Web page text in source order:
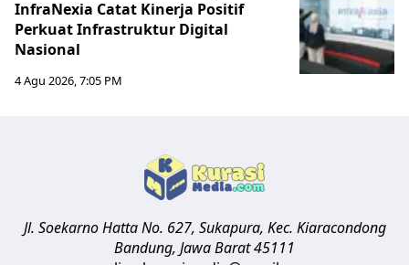
InfraNexia Catat Kinerja Positif
Perkuat Infrastruktur Digital
Nasional
4 Agu 2026, 7:05 PM
Jl. Soekarno Hatta No. 627, Sukapura, Kec. Kiaracondong
Bandung, Jawa Barat45111